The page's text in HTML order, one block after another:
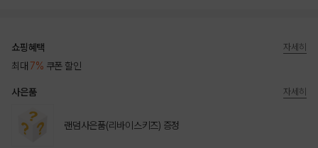
쇼핑혜택
최대 7% 쿠폰 할인
자세히
사은품
랜덤사은품(리바이스키즈) 증정
자세히